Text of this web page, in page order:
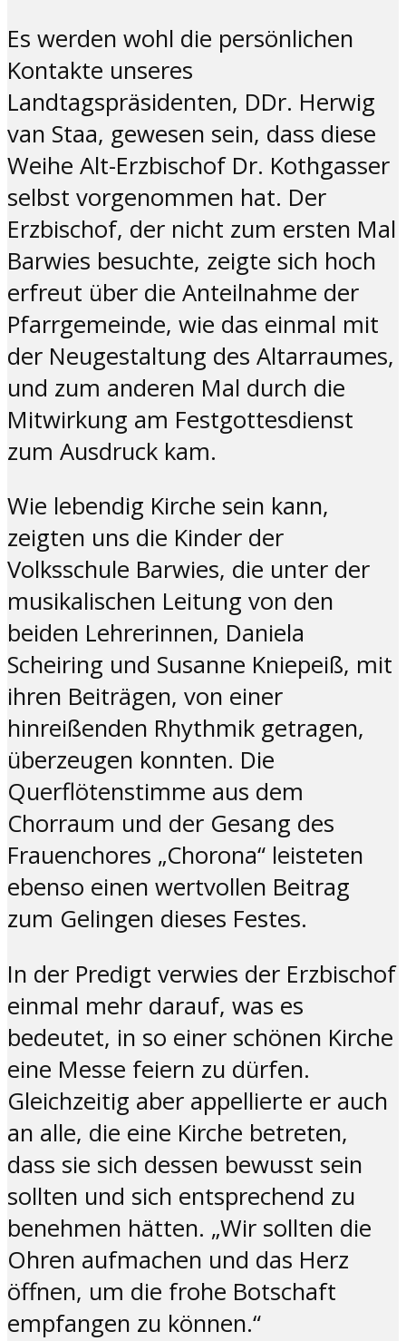
Es werden wohl die persönlichen
Kontakte unseres
Landtagspräsidenten, DDr. Herwig
van Staa, gewesen sein, dass diese
Weihe Alt-Erzbischof Dr. Kothgasser
selbst vorgenommen hat. Der
Erzbischof, der nicht zum ersten Mal
Barwies besuchte, zeigte sich hoch
erfreut über die Anteilnahme der
Pfarrgemeinde, wie das einmal mit
der Neugestaltung des Altarraumes,
und zum anderen Mal durch die
Mitwirkung am Festgottesdienst
zum Ausdruck kam.
Wie lebendig Kirche sein kann,
zeigten uns die Kinder der
Volksschule Barwies, die unter der
musikalischen Leitung von den
beiden Lehrerinnen, Daniela
Scheiring und Susanne Kniepeiß, mit
ihren Beiträgen, von einer
hinreißenden Rhythmik getragen,
überzeugen konnten. Die
Querflötenstimme aus dem
Chorraum und der Gesang des
Frauenchores „Chorona“ leisteten
ebenso einen wertvollen Beitrag
zum Gelingen dieses Festes.
In der Predigt verwies der Erzbischof
einmal mehr darauf, was es
bedeutet, in so einer schönen Kirche
eine Messe feiern zu dürfen.
Gleichzeitig aber appellierte er auch
an alle, die eine Kirche betreten,
dass sie sich dessen bewusst sein
sollten und sich entsprechend zu
benehmen hätten. „Wir sollten die
Ohren aufmachen und das Herz
öffnen, um die frohe Botschaft
empfangen zu können.“